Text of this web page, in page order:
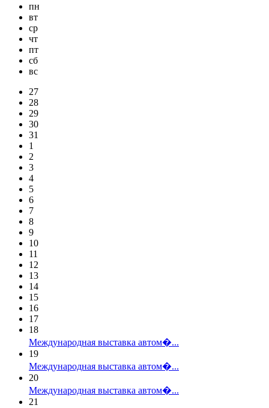
пн
вт
ср
чт
пт
сб
вс
27
28
29
30
31
1
2
3
4
5
6
7
8
9
10
11
12
13
14
15
16
17
18
Международная выставка автом�...
19
Международная выставка автом�...
20
Международная выставка автом�...
21